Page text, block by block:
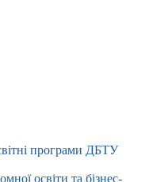
програми ДБТУ
освіти та бізнес-